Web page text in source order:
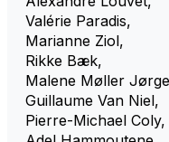
Valérie Paradis,
Marianne Ziol,
Rikke Bæk,
Malene Møller
Guillaume Van Niel,
Pierre-Michael Coly,